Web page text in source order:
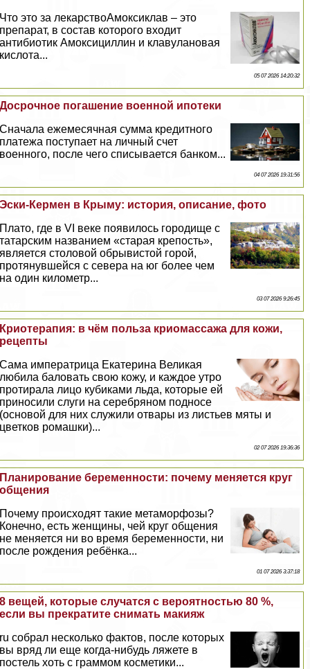
Что это за лекарствоАмоксиклав – это
препарат, в состав которого входит
антибиотик Амоксициллин и клавулановая
кислота...
05 07 2026 14:20:32
Досрочное погашение военной ипотеки
Сначала ежемecячная сумма кредитного
платежа поступает на личный счет
военного, после чего списывается банком...
04 07 2026 19:31:56
Эски-Кермен в Крыму: история, описание, фото
Плато, где в VI веке появилось городище с
татарским названием «старая крепость»,
является столовой обрывистой горой,
протянувшейся с севера на юг более чем
на один километр...
03 07 2026 9:26:45
Криотерапия: в чём польза криомассажа для кожи,
рецепты
Сама императрица Екатерина Великая
любила баловать свою кожу, и каждое утро
протирала лицо кубиками льда, которые ей
приносили слуги на серебряном подносе
(основой для них служили отвары из листьев мяты и
цветков ромашки)...
02 07 2026 19:36:36
Планирование беременности: почему меняется круг
общения
Почему происходят такие метаморфозы?
Конечно, есть женщины, чей круг общения
не меняется ни во время беременности, ни
после рождения ребёнка...
01 07 2026 3:37:18
8 вещей, которые случатся с вероятностью 80 %,
если вы прекратите снимать макияж
ru собрал несколько фактов, после которых
вы вряд ли еще когда-нибудь ляжете в
постель хоть с граммом косметики...